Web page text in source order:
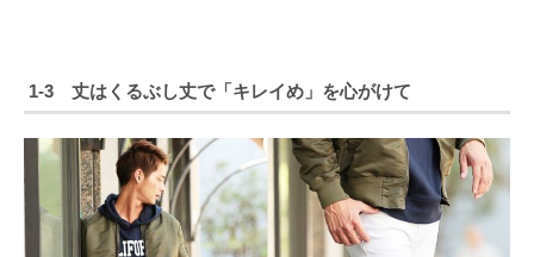
1-3 丈はくるぶし丈で「キレイめ」を心がけて